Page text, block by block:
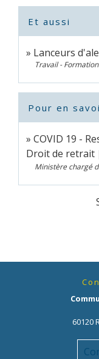
Et aussi
Lanceurs
Travail - Formation
Pour en
COVID 19 -
Droit de retrait
Ministère chargé
60120